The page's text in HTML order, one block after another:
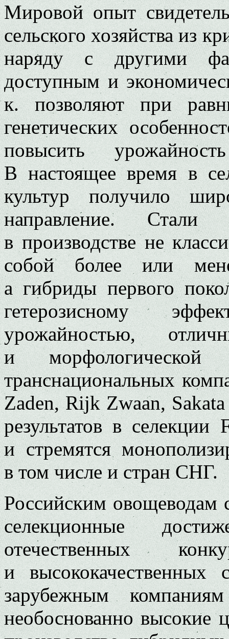
Мировой опыт
сельского хозяйства из
наряду с другими
доступным и
к. позволяют при
генетических
повысить
В настоящее время в
культур получило
направление. Стали
в производстве не
собой более или
а гибриды первого
гетерозисному
урожайностью,
и морфологической
транснациональных
Zaden, Rijk Zwaan,
результатов в
и стремятся
в том числе и стран СНГ.
Российским овощеводам
селекционные
отечественных
и
зарубежным
необоснованно высокие